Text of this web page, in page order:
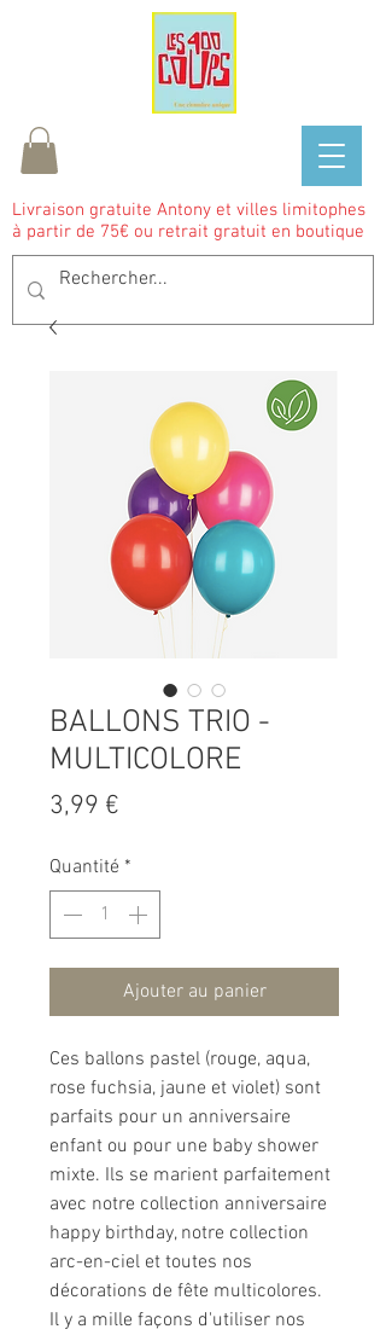
Livraison gratuite Antony et villes limitophes
à partir de 75€ ou retrait gratuit en boutique
BALLONS TRIO -
MULTICOLORE
3,99 €
Quantité *
Ajouter au panier
Ces ballons pastel (rouge, aqua,
rose fuchsia, jaune et violet) sont
parfaits pour un anniversaire
enfant ou pour une baby shower
mixte. Ils se marient parfaitement
avec notre collection anniversaire
happy birthday, notre collection
arc-en-ciel et toutes nos
décorations de fête multicolores.
Il y a mille façons d'utiliser nos